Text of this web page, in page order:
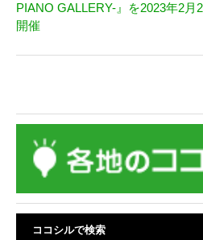
PIANO GALLERY-』を2023年2月
開催
ココシルで検索